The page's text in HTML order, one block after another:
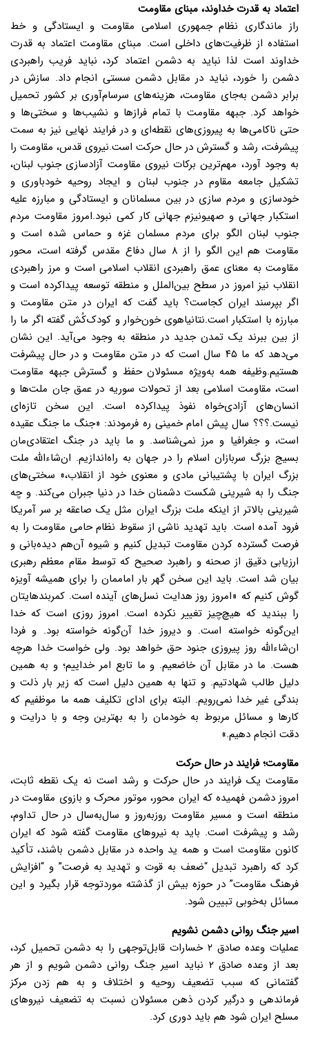
اعتماد به قدرت خداوند، مبنای مقاومت
راز ماندگاری نظام جمهوری اسلامی مقاومت و ایستادگی و خط
استفاده از ظرفیت‌های داخلی است. مبنای مقاومت اعتماد به قدرت
خداوند است لذا نباید به دشمن اعتماد کرد، نباید فریب راهبردی
دشمن را خورد، نباید در مقابل دشمن سستی انجام داد. سازش در
برابر دشمن به‌جای مقاومت، هزینه‌های سرسام‌آوری بر کشور تحمیل
خواهد کرد. جبهه مقاومت با تمام فرازها و نشیب‌ها و سختی‌ها و
حتی ناکامی‌ها به پیروزی‌های نقطه‌ای و در فرایند نهایی نیز به سمت
پیشرفت، رشد و گسترش در حال حرکت است.نیروی قدس، مقاومت را
به وجود آورد، مهم‌ترین برکات نیروی مقاومت آزادسازی جنوب لبنان،
تشکیل جامعه مقاوم در جنوب لبنان و ایجاد روحیه خودباوری و
خودسازی و مردم سازی در بین مسلمانان و ایستادگی و مبارزه علیه
استکبار جهانی و صهیونیزم جهانی کار کمی نبود.امروز مقاومت مردم
جنوب لبنان الگو برای مردم مسلمان غزه و حماس شده است و
مقاومت هم این الگو را از ۸ سال دفاع مقدس گرفته است، محور
مقاومت به معنای عمق راهبردی انقلاب اسلامی است و مرز راهبردی
انقلاب نیز امروز در سطح بین‌الملل و منطقه توسعه پیداکرده است و
اگر بپرسند ایران کجاست؟ باید گفت که ایران در متن مقاومت و
مبارزه با استکبار است.نتانیاهوی خون‌خوار و کودک‌کُش گفته اگر ما را
از بین ببرند یک تمدن جدید در منطقه به وجود می‌آید. این نشان
می‌دهد که ما ۴۵ سال است که در متن مقاومت و در حال پیشرفت
هستیم.وظیفه همه به‌ویژه مسئولان حفظ و گسترش جبهه مقاومت
است، مقاومت اسلامی بعد از تحولات سوریه در عمق جان ملت‌ها و
انسان‌های آزادی‌خواه نفوذ پیداکرده است. این سخن تازه‌ای
نیست.؟؟؟ سال پیش امام خمینی ره فرمودند: «جنگ ما جنگ عقیده
است، و جغرافیا و مرز نمی‌شناسد. و ما باید در جنگ اعتقادی‌مان
بسیج بزرگ سربازان اسلام را در جهان به راه‌اندازیم. ان‌شاء‌الله ملت
بزرگ ایران با پشتیبانی مادی و معنوی خود از انقلاب،» سختی‌های
جنگ را به شیرینی شکست دشمنان خدا در دنیا جبران می‌کند. و چه
شیرینی بالاتر از اینکه ملت بزرگ ایران مثل یک صاعقه بر سر آمریکا
فرود آمده است. باید تهدید ناشی از سقوط نظام حامی مقاومت را به
فرصت گسترده کردن مقاومت تبدیل کنیم و شیوه آن‌هم دیده‌بانی و
ارزیابی دقیق از صحنه و راهبرد صحیح که توسط مقام معظم رهبری
بیان شد است. باید این سخن گهر بار اماممان را برای همیشه آویزه
گوش کنیم که «امروز روز هدایت نسل‌های آینده است. کمربندهایتان
را ببندید که هیچ‌چیز تغییر نکرده است. امروز روزی است که خدا
این‌گونه خواسته است. و دیروز خدا آن‌گونه خواسته بود. و فردا
ان‌شاء‌الله روز پیروزی جنود حق خواهد بود. ولی خواست خدا هرچه
هست. ما در مقابل آن خاضعیم. و ما تابع امر خداییم؛ و به همین
دلیل طالب شهادتیم. و تنها به همین دلیل است که زیر بار ذلت و
بندگی غیر خدا نمی‌رویم. البته برای ادای تکلیف همه ما موظفیم که
کارها و مسائل مربوط به خودمان را به بهترین وجه و با درایت و
دقت انجام دهیم.»
مقاومت؛ فرایند در حال حرکت
مقاومت یک فرایند در حال حرکت و رشد است نه یک نقطه ثابت،
امروز دشمن فهمیده که ایران محور، موتور محرک و بازوی مقاومت در
منطقه است و مسیر مقاومت روزبه‌روز و سال‌به‌سال در حال تداوم،
رشد و پیشرفت است. باید به نیروهای مقاومت گفته شود که ایران
کانون مقاومت است و همه ید واحده در مقابل دشمن باشند، تأکید
کرد که راهبرد تبدیل “ضعف به قوت و تهدید به فرصت” و “افزایش
فرهنگ مقاومت” در حوزه بیش از گذشته موردتوجه قرار بگیرد و این
مسائل به‌خوبی تبیین شود.
اسیر جنگ روانی دشمن نشویم
عملیات وعده صادق ۲ خسارات قابل‌توجهی را به دشمن تحمیل کرد،
بعد از وعده صادق ۲ نباید اسیر جنگ روانی دشمن شویم و از هر
گفتمانی که سبب تضعیف روحیه و اختلاف و به هم زدن مرکز
فرماندهی و درگیر کردن ذهن مسئولان نسبت به تضعیف نیروهای
مسلح ایران شود هم باید دوری کرد.